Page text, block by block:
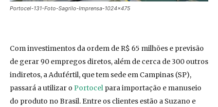
Portocel-131-Foto-Sagrilo-Imprensa-1024x475
Com investimentos da ordem de R$ 65 milhões e previsão
de gerar 90 empregos diretos, além de cerca de 300 outros
indiretos, a Adufértil, que tem sede em Campinas (SP),
passará a utilizar o Portocel para importação e manuseio
do produto no Brasil. Entre os clientes estão a Suzano e